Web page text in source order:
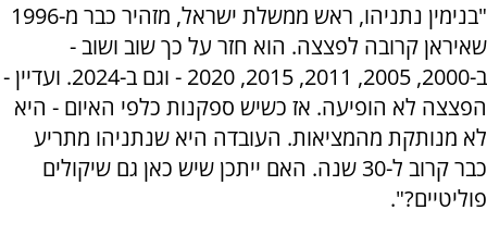
"בנימין נתניהו, ראש ממשלת ישראל, מזהיר כבר מ-1996
שאיראן קרובה לפצצה. הוא חזר על כך שוב ושוב -
ב-2000, 2005, 2011, 2015, 2020 - וגם ב-2024. ועדיין -
הפצצה לא הופיעה. אז כשיש ספקנות כלפי האיום - היא
לא מנותקת מהמציאות. העובדה היא שנתניהו מתריע
כבר קרוב ל-30 שנה. האם ייתכן שיש כאן גם שיקולים
פוליטיים?".